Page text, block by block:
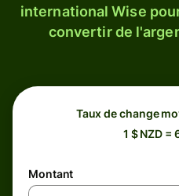
international Wise
convertir de
Taux de change
1 $ NZD =
Montant